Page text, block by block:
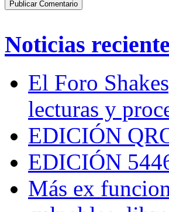
Noticias
El Foro
lecturas y
EDICIÓN
EDICIÓN
Más ex